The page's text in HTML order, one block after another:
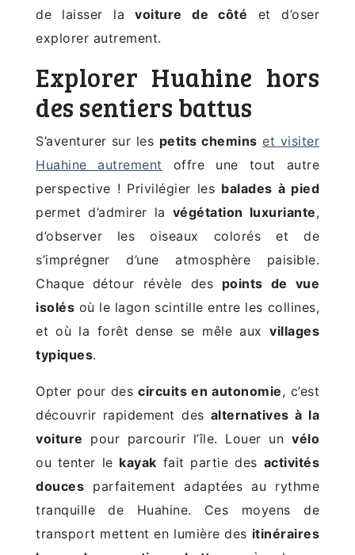
de laisser lavoiture de côté et d’oser
explorer autrement.
Explorer Huahine hors
des sentiers battus
S’aventurer sur les petits chemins et visiter
Huahine autrement offre une tout autre
perspective ! Privilégier les balades à pied
permet d’admirer la végétation luxuriante,
d’observer les oiseaux colorés et de
s’imprégner d’une atmosphère paisible.
Chaque détour révèle des points de vue
isolés où le lagon scintille entre les collines,
et où la forêt dense se mêle aux villages
typiques.
Opter pour descircuits en autonomie, c’est
découvrir rapidement des alternatives à la
voiture pour parcourir l’île. Louer un vélo
ou tenter le kayak fait partie des activités
douces parfaitement adaptées au rythme
tranquille de Huahine. Ces moyens de
transport mettent en lumière des itinéraires